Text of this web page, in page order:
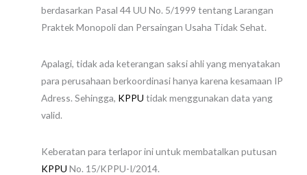
berdasarkan Pasal 44 UU No. 5/1999 tentang Larangan
Praktek Monopoli dan Persaingan Usaha Tidak Sehat.
Apalagi, tidak ada keterangan saksi ahli yang menyatakan
para perusahaan berkoordinasi hanya karena kesamaan IP
Adress. Sehingga, KPPU tidak menggunakan data yang
valid.
Keberatan para terlapor ini untuk membatalkan putusan
KPPU No. 15/KPPU-I/2014.